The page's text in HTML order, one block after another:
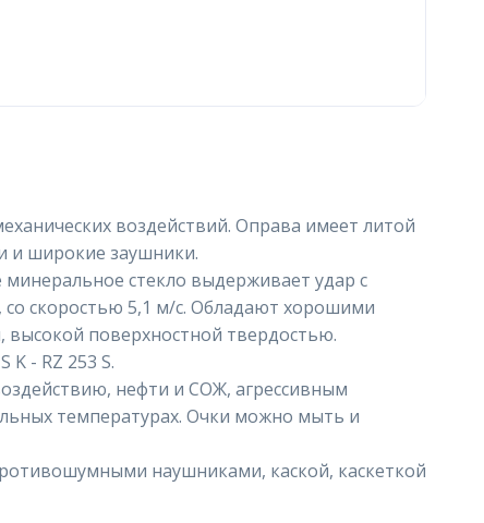
воздействий. Оправа имеет литой
и широкие заушники.
стекло выдерживает удар с
со скоростью 5,1 м/с. Обладают хорошими
высокой поверхностной твердостью.
K - RZ 253 S.
нефти и СОЖ, агрессивным
температурах. Очки можно мыть и
наушниками, каской, каскеткой